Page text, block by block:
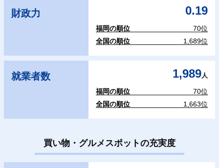
財政力 0.19
福岡の順位
70位
全国の順位
1,689位
就業者数 1,989人
福岡の順位
70位
全国の順位
1,663位
買い物・グルメスポットの充実度